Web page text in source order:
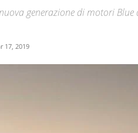
generazione di motori
17, 2019